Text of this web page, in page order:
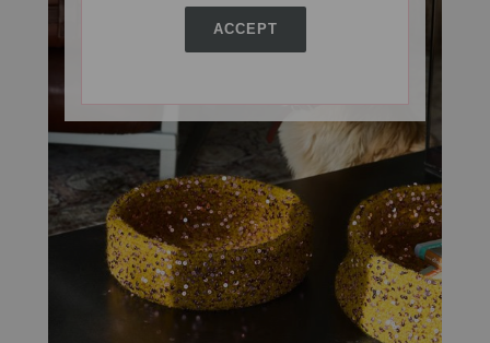
ACCEPT